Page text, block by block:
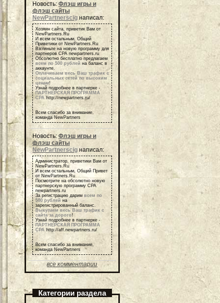
Новость: Флэш игры и
флэш сайты
NewPartnerscig написал:
Хозяин сайта, приветик Вам от
NewPartners.Ru
И всем остальным, Общий
Приветики от NewPartners.Ru
Взгляньте на новую программу для
партнеров СРА newpartners.ru
Обсолютно бесплатно предлагаем
всем по 500 рублей на баланс в
аккаунте.
Оплачиваем весь Ваш трафик с
социальных сетей по высоким
ценам!
Узнай подробнее в партнерке -
ПАРТНЕРСКАЯ ПРОГРАММА
СРА http://newpartners.ru/
Всем спасибо за внимание,
команда NewPartners
Новость: Флэш игры и
флэш сайты
NewPartnerscig написал:
Администратор, приветики Вам от
NewPartners.Ru
И всем остальным, Общий Привет
от NewPartners.Ru
Посмотрите на обсолютно новую
партнерскую программу СРА
newpartners.ru
За регистрацию дарим всем по
500 рублей на
зарегистрированный баланс.
Выкупаем весь Ваш трафик с
сайта за дорого!
Узнай подробнее в партнерке -
ПАРТНЕРСКАЯ ПРОГРАММА
СРА http://aff.newpartners.ru/
Всем спасибо за внимание,
команда NewPartners
все комментарии
Категории раздела